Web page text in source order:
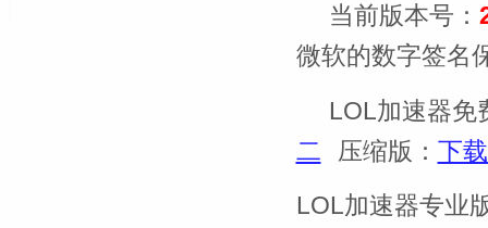
当前版本号：
微软的数字签名
LOL加速器免
二 压缩版： 下
LOL加速器专业